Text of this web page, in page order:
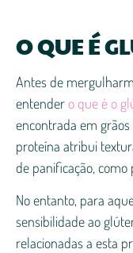
O QUE É
Antes de
entender o que é o
encontrada em grãos
proteína atribui
de panificação, como
No entanto, para
sensibilidade ao
relacionadas a esta